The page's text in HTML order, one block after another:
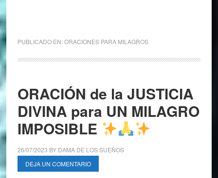
PUBLICADO EN:ORACIONES PARA MILAGROS
ORACIÓN de la JUSTICIA
DIVINA para UN MILAGRO
IMPOSIBLE
26/07/2023 BY DAMA DE LOS SUEÑOS
DEJA UN COMENTARIO